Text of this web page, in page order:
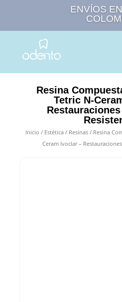
ENVÍOS
Resina
Tetric N-
Inicio / Estética/ Resinas/ Resina
Ceram Ivoclar –